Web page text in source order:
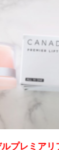
プレミアリ